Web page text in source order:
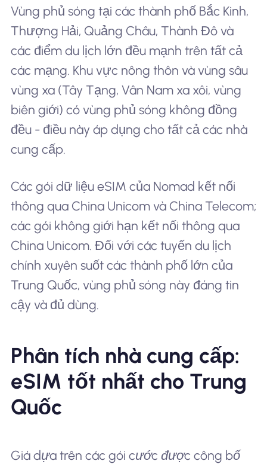
Vùng phủ sóng tại các thành phố Bắc Kinh,
Thượng Hải, Quảng Châu, Thành Đô và
các điểm du lịch lớn đều mạnh trên tất cả
các mạng. Khu vực nông thôn và vùng sâu
vùng xa (Tây Tạng, Vân Nam xa xôi, vùng
biên giới) có vùng phủ sóng không đồng
đều - điều này áp dụng cho tất cả các nhà
cung cấp.
Các gói dữ liệu eSIM của Nomad kết nối
thông qua China Unicom và China Telecom;
các gói không giới hạn kết nối thông qua
China Unicom. Đối với các tuyến du lịch
chính xuyên suốt các thành phố lớn của
Trung Quốc, vùng phủ sóng này đáng tin
cậy và đủ dùng.
Phân tích nhà cung cấp:
eSIM tốt nhất cho Trung
Quốc
Giá dựa trên các gói cước được công bố